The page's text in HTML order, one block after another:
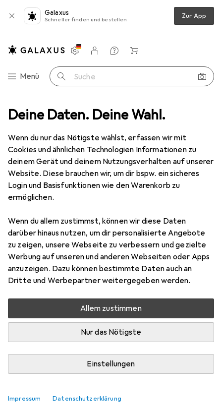
Deine Daten. Deine Wahl.
Wenn du nur das Nötigste wählst, erfassen wir mit
Cookies und ähnlichen Technologien Informationen zu
deinem Gerät und deinem Nutzungsverhalten auf unserer
Website. Diese brauchen wir, um dir bspw. ein sicheres
Login und Basisfunktionen wie den Warenkorb zu
ermöglichen.
Wenn du allem zustimmst, können wir diese Daten
darüber hinaus nutzen, um dir personalisierte Angebote
zu zeigen, unsere Webseite zu verbessern und gezielte
Werbung auf unseren und anderen Webseiten oder Apps
anzuzeigen. Dazu können bestimmte Daten auch an
Dritte und Werbepartner weitergegeben werden.
Allem zustimmen
Nur das Nötigste
Einstellungen
Impressum Datenschutzerklärung
Galaxus
Schneller finden und bestellen Zur App
Navigation nach Kategorien
Menü Suche
Einstellungen
Kundenkonto
Vergleichslisten
Merklisten
Warenkorb
Smartphone Schutzfolie Dipos Displayschutzfolie Full-Cover 3D
5 Bilder
DiposDisplayschutzfolie Full-Cover
Samsung Galaxy A52 5G
Preis in EUR inkl. MwSt.
EUR
12,99
4
Bewertungen Marke
Mehr von Dipos
Mehr als 10 Stück an Lager beim Drittanbieter
Lieferort angeben für genaue Lieferzeit
EcultorDE
In den Warenkorb